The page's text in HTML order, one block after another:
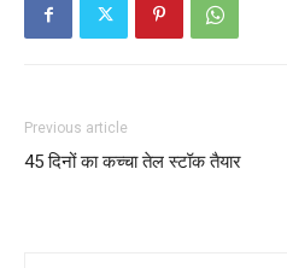
Previous article
45 दिनों का कच्चा तेल स्टॉक तैयार